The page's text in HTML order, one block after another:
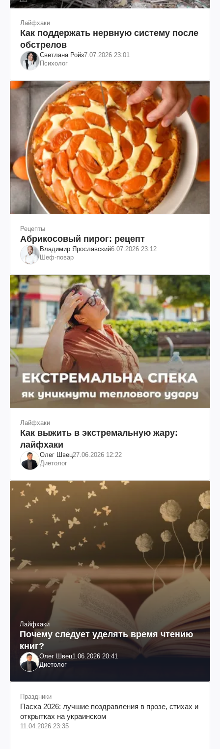
Лайфхаки
Как поддержать нервную систему после
обстрелов
Светлана Ройз7.07.2026 23:01
Психолог
Рецепты
Абрикосовый пирог: рецепт
Владимир Ярославский6.07.2026 23:12
Шеф-повар
Лайфхаки
Как выжить в экстремальную жару:
лайфхаки
Олег Швец27.06.2026 12:22
Диетолог
Лайфхаки
Почему следует уделять время чтению
книг?
Олег Швец1.06.2026 20:41
Диетолог
Праздники
Пасха 2026: лучшие поздравления в прозе, стихах и
открытках на украинском
11.04.2026 23:35